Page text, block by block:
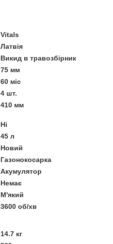
Vitals
Латвія
Викид в травозбірник
75 мм
60 міс
4 шт.
410 мм
Ні
45 л
Новий
Газонокосарка
Акумулятор
Немає
М'який
3600 об/хв
14.7 кг